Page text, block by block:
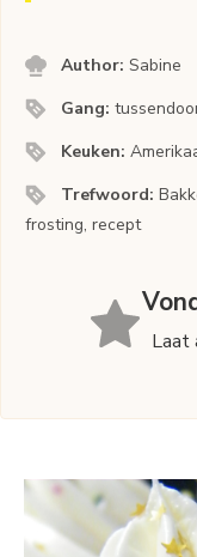
Author:Sabine
Gang:
Keuken:
Trefwoord:
frosting, recept
Laat